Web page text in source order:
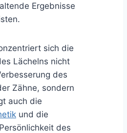
Ergebnisse
sich die
Lächelns nicht
des
Zähne, sondern
auch die
und die
des